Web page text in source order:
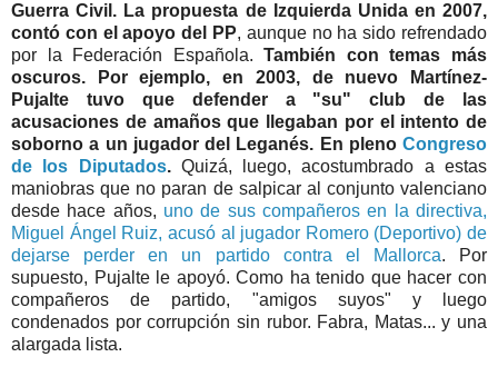
Guerra Civil. La propuesta de Izquierda Unida en 2007,
contó con el apoyo del PP, aunque no ha sido refrendado
por la Federación Española.También con temas más
oscuros. Por ejemplo, en 2003, de nuevo Martínez-
Pujalte tuvo que defender a "su" club de las
acusaciones de amaños que llegaban por el intento de
soborno a un jugador del Leganés. En plenoCongreso
de los Diputados.Quizá, luego, acostumbrado a estas
maniobras que no paran de salpicar al conjunto valenciano
desde hace años, uno de sus compañeros en la directiva,
Miguel Ángel Ruiz, acusó al jugador Romero (Deportivo) de
dejarse perder en un partido contra el Mallorca. Por
supuesto, Pujalte le apoyó. Como ha tenido que hacer con
compañeros de partido, "amigos suyos" y luego
condenados por corrupción sin rubor. Fabra, Matas... y una
alargada lista.